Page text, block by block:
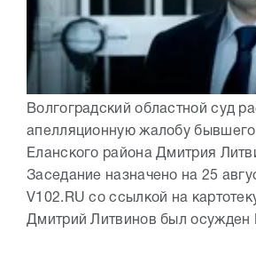
Волгоградский областной суд
апелляционную жалобу бывшего
Еланского района Дмитрия
Заседание назначено на 25
V102.RU со ссылкой на
Дмитрий Литвинов был осужден